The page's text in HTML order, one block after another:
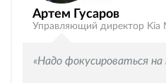
Артем Гусаров
Управляющий директор Kia
«Надо фокусироваться